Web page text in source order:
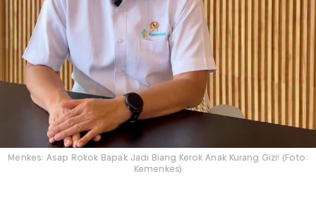
Menkes: Asap Rokok Bapak Jadi Biang Kerok Anak Kurang Gizi! (Foto:
Kemenkes)